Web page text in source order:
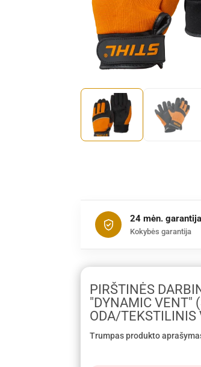
24 mėn. garantija
Kokybės garantija
PIRŠTINĖS
"DYNAMIC VENT"
ODA/TEKSTILINIS
Trumpas produkto